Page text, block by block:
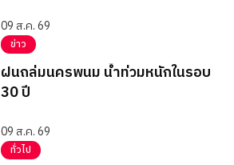
09 ส.ค. 69
ข่าว
ฝนถล่มนครพนม น้ำท่วมหนักในรอบ
30 ปี
09 ส.ค. 69
ทั่วไป